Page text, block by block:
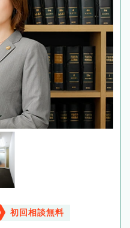
初回相談無料